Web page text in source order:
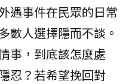
遇事件在民眾的日常
數人選擇隱而不談。
事，到底該怎麼處
忍？若希望挽回對